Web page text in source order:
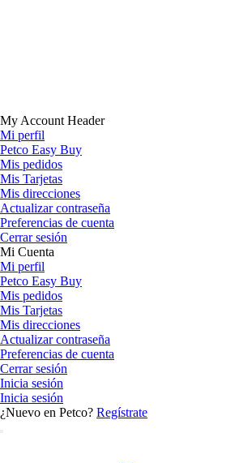
My Account Header
Mi perfil
Petco Easy Buy
Mis pedidos
Mis Tarjetas
Mis direcciones
Actualizar contraseña
Preferencias de cuenta
Cerrar sesión
Mi Cuenta
Mi perfil
Petco Easy Buy
Mis pedidos
Mis Tarjetas
Mis direcciones
Actualizar contraseña
Preferencias de cuenta
Cerrar sesión
Inicia sesión
Inicia sesión
¿Nuevo en Petco? Regístrate